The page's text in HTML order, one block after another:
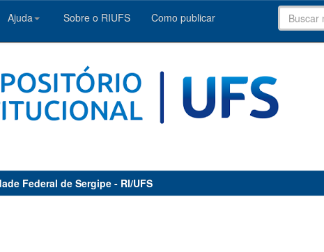
Ajuda Sobre o RIUFS Como publicar
Federal de Sergipe - RI/UFS